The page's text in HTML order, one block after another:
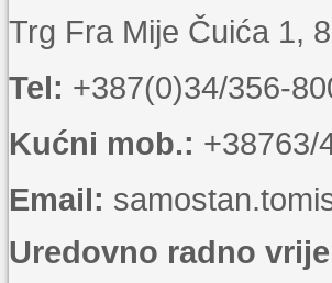
Trg Fra Mije Čuića 1,
Tel: +387(0)34/356-
Kućni mob.: +38763/
Email:
Uredovno radno